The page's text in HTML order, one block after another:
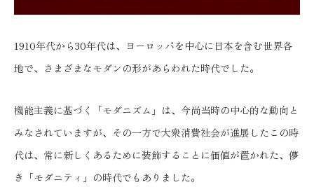
1910年代から30年代は、ヨーロッパを中心に日本を含む世界各
地で、さまざまなモダンの形があらわれた時代でした。
機能主義に基づく「モダニズム」は、今尚当時の中心的な動向と
みなされていますが、その一方で大衆消費社会が進展したこの時
代は、常に新しくあるために装飾することに価値が置かれた、儚
き「モダニティ」の時代でもありました。